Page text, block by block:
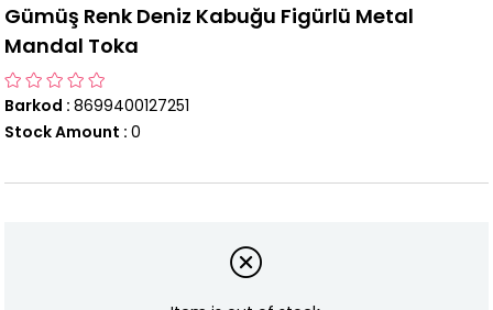
Gümüş Renk Deniz Kabuğu Figürlü Metal
Mandal Toka
Barkod : 8699400127251
Stock Amount : 0